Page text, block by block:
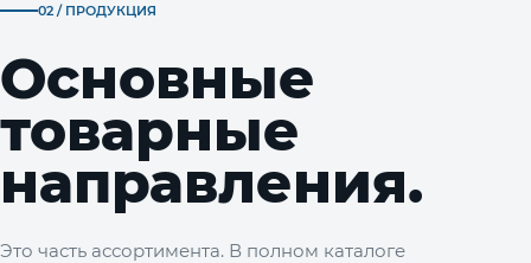
02 / ПРОДУКЦИЯ
Основные
товарные
направления.
Это часть ассортимента. В полном каталоге